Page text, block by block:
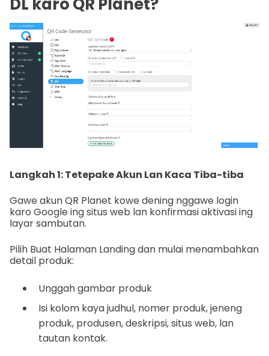
DL karo QR Planet?
Langkah 1: Tetepake Akun Lan Kaca Tiba-tiba
Gawe akun QR Planet kowe dening nggawe login
karo Google ing situs web lan konfirmasi aktivasi ing
layar sambutan.
Pilih Buat Halaman Landing dan mulai menambahkan
detail produk:
Unggah gambar produk
Isi kolom kaya judhul, nomer produk, jeneng
produk, produsen, deskripsi, situs web, lan
tautan kontak.